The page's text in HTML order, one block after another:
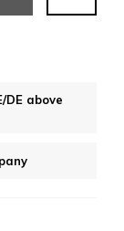
DE above